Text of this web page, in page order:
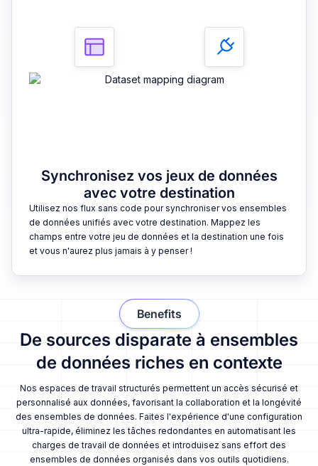
Synchronisez vos jeux de données
avec votre destination
Utilisez nos flux sans code pour synchroniser vos ensembles
de données unifiés avec votre destination. Mappez les
champs entre votre jeu de données et la destination une fois
et vous n'aurez plus jamais à y penser !
De sources disparate à ensembles
de données riches en contexte
Nos espaces de travail structurés permettent un accès sécurisé et
personnalisé aux données, favorisant la collaboration et la longévité
des ensembles de données. Faites l'expérience d'une configuration
ultra-rapide, éliminez les tâches redondantes en automatisant les
charges de travail de données et introduisez sans effort des
ensembles de données organisés dans vos outils quotidiens.
Benefits